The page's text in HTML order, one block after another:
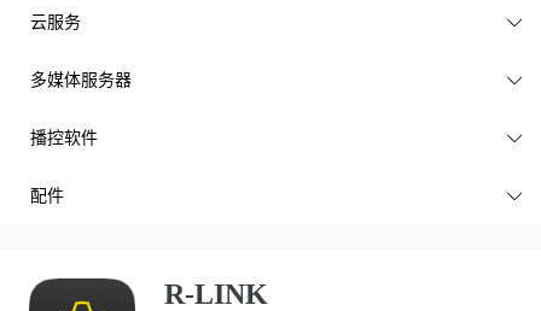
云服务 
多媒体服务器 
播控软件 
配件 
R-LINK